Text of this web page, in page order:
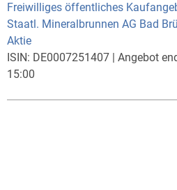
Freiwilliges öffentliches
Staatl. Mineralbrunnen AG Bad
Aktie
ISIN: DE0007251407 | Angebot
15:00